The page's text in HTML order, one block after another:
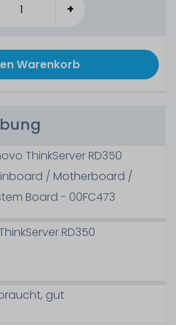
+
Warenkorb
ThinkServer RD350
/ Motherboard /
Board - 00FC473
RD350
gut